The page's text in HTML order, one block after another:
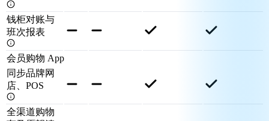
钱柜对账与
班次报表
会员购物 App
同步品牌网
店、POS
全渠道购物